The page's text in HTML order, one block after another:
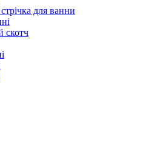
для ванни
скотч